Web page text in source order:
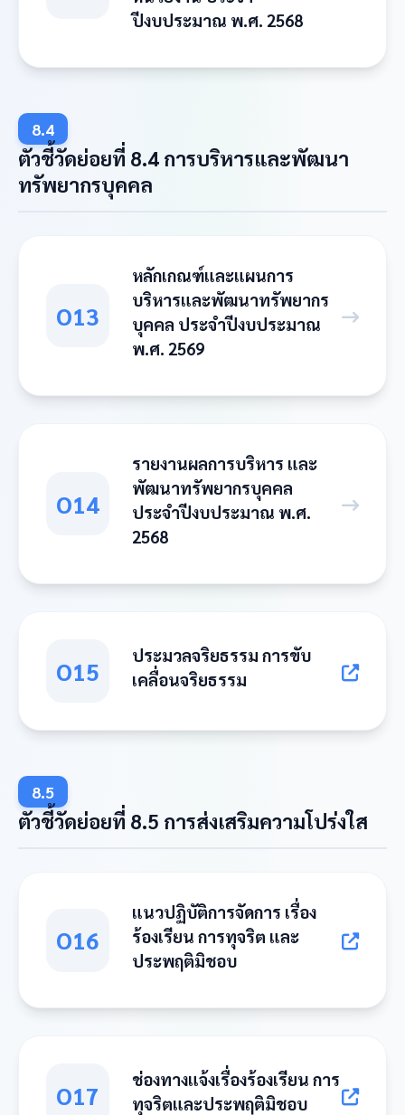
ปีงบประมาณ พ.ศ. 2568
8.4
ตัวชี้วัดย่อยที่ 8.4 การบริหารและพัฒนา
ทรัพยากรบุคคล
O13
หลักเกณฑ์และแผนการ
บริหารและพัฒนาทรัพยากร
บุคคล ประจำปีงบประมาณ
พ.ศ. 2569
O14
รายงานผลการบริหาร และ
พัฒนาทรัพยากรบุคคล
ประจำปีงบประมาณ พ.ศ.
2568
O15
ประมวลจริยธรรม การขับ
เคลื่อนจริยธรรม
8.5
ตัวชี้วัดย่อยที่ 8.5 การส่งเสริมความโปร่งใส
O16
แนวปฏิบัติการจัดการ เรื่อง
ร้องเรียน การทุจริต และ
ประพฤติมิชอบ
O17
ช่องทางแจ้งเรื่องร้องเรียน การ
ทุจริตและประพฤติมิชอบ